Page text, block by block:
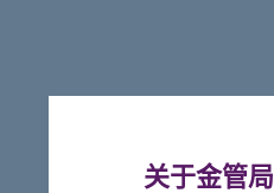
关于金管局